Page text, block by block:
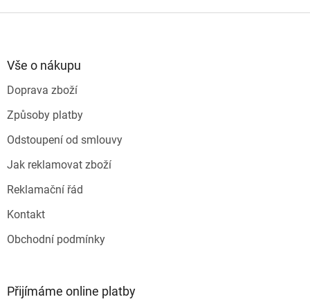
Vše o nákupu
Doprava zboží
Způsoby platby
Odstoupení od smlouvy
Jak reklamovat zboží
Reklamační řád
Kontakt
Obchodní podmínky
Přijímáme online platby